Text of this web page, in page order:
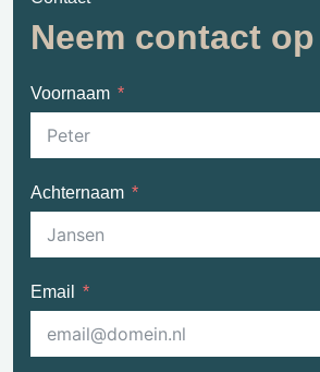
Neem contact op
Voornaam
Achternaam
Email